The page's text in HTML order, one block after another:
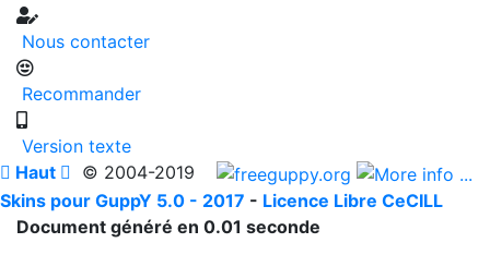
Nous contacter
Recommander
Version texte
 Haut  © 2004-2019
Skins pour GuppY 5.0 - 2017 - Licence Libre CeCILL
Document généré en 0.01 seconde